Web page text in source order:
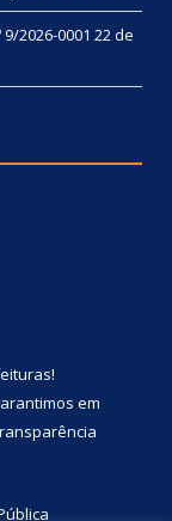
2026-0001 22 de
!
em